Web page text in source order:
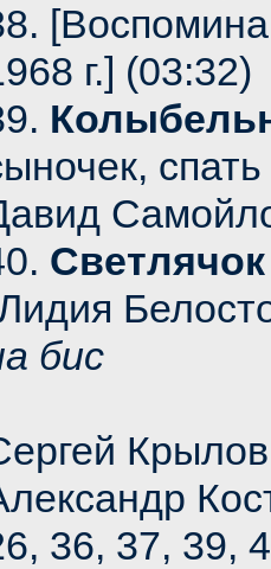
г.] (03:32)
Светлячок
бис
36, 37, 39,